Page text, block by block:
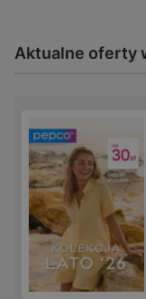
Aktualne oferty